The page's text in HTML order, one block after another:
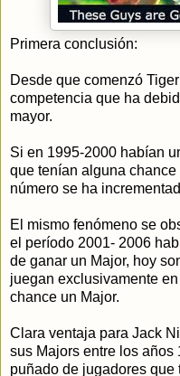
Primera conclusión:
Desde que comenzó
competencia que ha
mayor.
Si en 1995-2000 habían
que tenían alguna
número se ha
El mismo fenómeno se
el período 2001- 2006
de ganar un Major, hoy
juegan exclusivamente
chance un Major.
Clara ventaja para Jack
sus Majors entre los años
puñado de jugadores que